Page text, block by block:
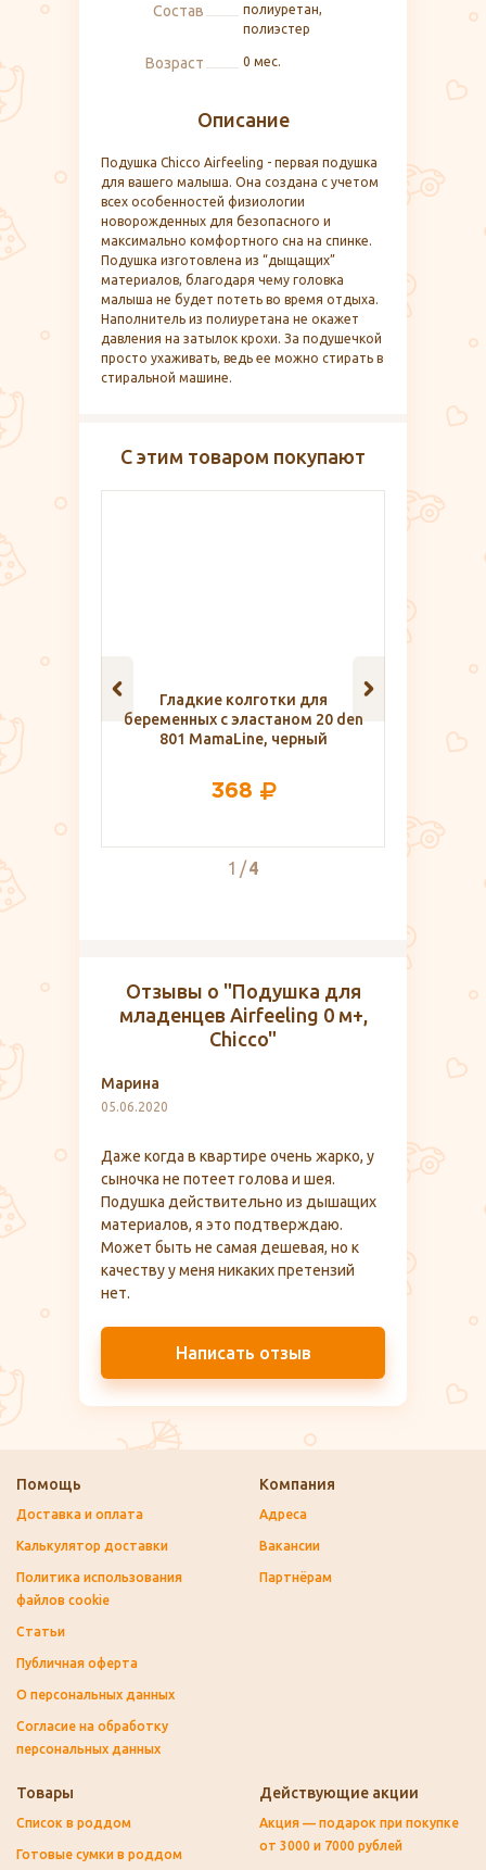
Описание
Подушка Chicco Airfeeling - первая подушка
для вашего малыша. Она создана с учетом
всех особенностей физиологии
новорожденных для безопасного и
максимально комфортного сна на спинке.
Подушка изготовлена из “дыщащих”
материалов, благодаря чему головка
малыша не будет потеть во время отдыха.
Наполнитель из полиуретана не окажет
давления на затылок крохи. За подушечкой
просто ухаживать, ведь ее можно стирать в
стиральной машине.
Состав
полиуретан,
полиэстер​
Возраст 0 мес.
С этим товаром покупают
Гладкие колготки для
беременных с эластаном 20 den
801 MamaLine, черный
368
1 4
Отзывы о "Подушка для
младенцев Airfeeling 0 м+,
Chicco"
Марина
05.06.2020
Даже когда в квартире очень жарко, у
сыночка не потеет голова и шея.
Подушка действительно из дышащих
материалов, я это подтверждаю.
Может быть не самая дешевая, но к
качеству у меня никаких претензий
нет.
Написать отзыв
Помощь
Доставка и оплата
Калькулятор доставки
Политика использования
файлов cookie
Статьи
Публичная оферта
О персональных данных
Согласие на обработку
персональных данных
Компания
Адреса
Вакансии
Партнёрам
Товары
Список в роддом
Готовые сумки в роддом
Действующие акции
Акция — подарок при покупке
от 3000 и 7000 рублей